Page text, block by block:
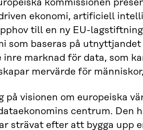
kommissionen
ekonomi, artificiell
till en ny EU-
som baseras på
marknad för data, som
mervärde för
på visionen om europeiska
centrum. Den
strävat efter att bygga upp